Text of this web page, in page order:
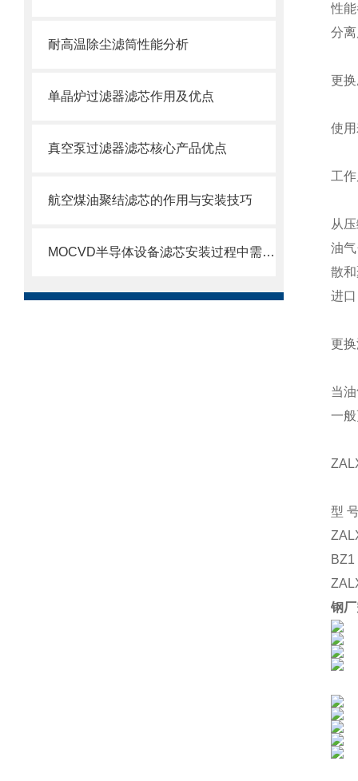
耐高温除尘滤筒性能分析
单晶炉过滤器滤芯作用及优点
真空泵过滤器滤芯核心产品优点
航空煤油聚结滤芯的作用与安装技巧
MOCVD半导体设备滤芯安装过程中需要注意的几个关键步骤
性
分
更
使
工
从
油
散
进
更
当
一
型
BZ1
钢